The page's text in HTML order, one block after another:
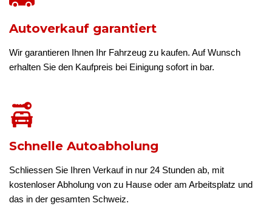
Autoverkauf garantiert
Wir garantieren Ihnen Ihr Fahrzeug zu kaufen. Auf Wunsch
erhalten Sie den Kaufpreis bei Einigung sofort in bar.
Schnelle Autoabholung
Schliessen Sie Ihren Verkauf in nur 24 Stunden ab, mit
kostenloser Abholung von zu Hause oder am Arbeitsplatz und
das in der gesamten Schweiz.